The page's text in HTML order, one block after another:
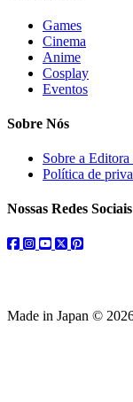
Games
Cinema
Anime
Cosplay
Eventos
Sobre Nós
Sobre a Editora
Política de
Nossas Redes Sociais
facebook
instagram
youtube
twitterpinterest
Made in Japan ©